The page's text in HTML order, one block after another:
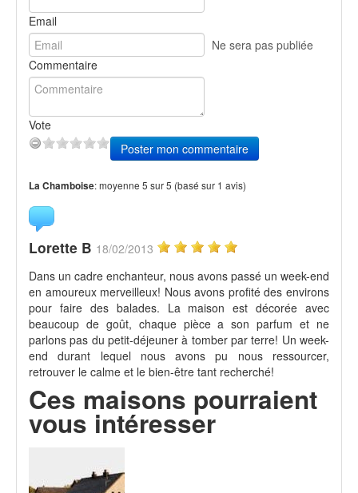
Email
Ne sera pas publiée
Commentaire
Vote
Poster mon commentaire
La Chamboise:moyenne 5 sur5 (basé sur 1 avis)
Lorette B 18/02/2013
Dans un cadre enchanteur, nous avons passé un week-end
en amoureux merveilleux! Nous avons profité des environs
pour faire des balades. La maison est décorée avec
beaucoup de goût, chaque pièce a son parfum et ne
parlons pas du petit-déjeuner à tomber par terre! Un week-
end durant lequel nous avons pu nous ressourcer,
retrouver le calme et le bien-être tant recherché!
Ces maisons pourraient
vous intéresser